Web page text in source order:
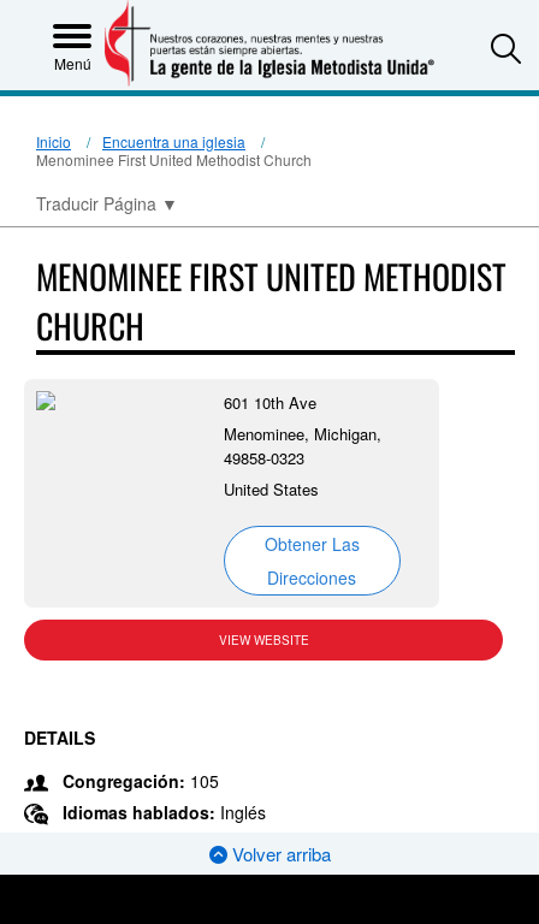
Menú
Inicio
Encuentra una iglesia
Menominee First United Methodist Church
Traducir Página ▼
MENOMINEE FIRST UNITED METHODIST
CHURCH
601 10th Ave
Menominee, Michigan,
49858-0323
United States
Obtener Las
Direcciones
VIEW WEBSITE
DETAILS
Congregación: 105
Idiomas hablados: Inglés
Volver arriba